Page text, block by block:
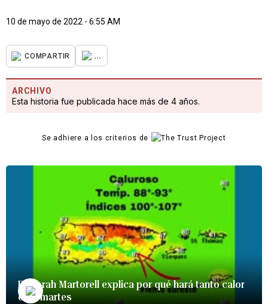
10 de mayo de 2022 - 6:55 AM
COMPARTIR ...
ARCHIVO
Esta historia fue publicada hace más de 4 años.
Se adhiere a los criterios de
Deborah Martorell explica por qué hará tanto calor
este martes